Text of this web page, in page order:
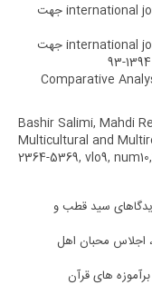
internationalجهت
internationalجهت
Comparative
Bashir Salimi, Mahdi
Multicultural and
2364-5369, vlo9,
سید قطب و
اجلاس محبان اهل
های قرآن